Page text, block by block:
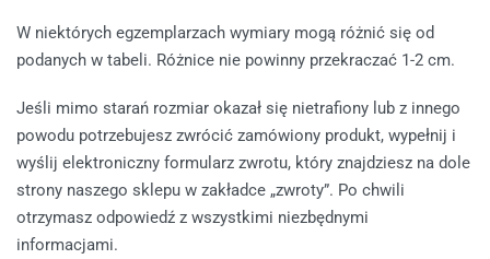
W niektórych egzemplarzach wymiary mogą różnić się od
podanych w tabeli. Różnice nie powinny przekraczać 1-2 cm.
Jeśli mimo starań rozmiar okazał się nietrafiony lub z innego
powodu potrzebujesz zwrócić zamówiony produkt, wypełnij i
wyślij elektroniczny formularz zwrotu, który znajdziesz na dole
strony naszego sklepu w zakładce „zwroty”. Po chwili
otrzymasz odpowiedź z wszystkimi niezbędnymi
informacjami.